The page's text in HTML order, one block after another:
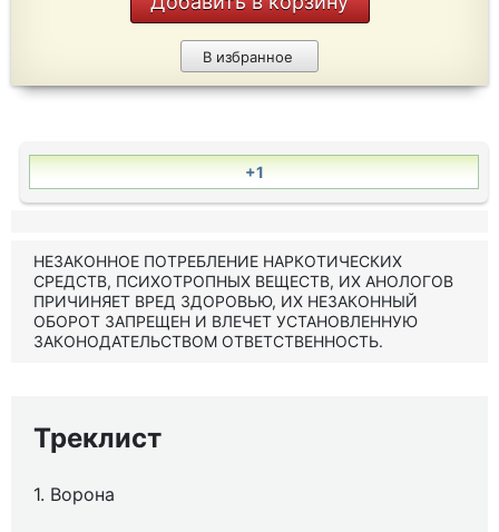
В избранное
+1
НЕЗАКОННОЕ ПОТРЕБЛЕНИЕ НАРКОТИЧЕСКИХ
СРЕДСТВ, ПСИХОТРОПНЫХ ВЕЩЕСТВ, ИХ АНОЛОГОВ
ПРИЧИНЯЕТ ВРЕД ЗДОРОВЬЮ, ИХ НЕЗАКОННЫЙ
ОБОРОТ ЗАПРЕЩЕН И ВЛЕЧЕТ УСТАНОВЛЕННУЮ
ЗАКОНОДАТЕЛЬСТВОМ ОТВЕТСТВЕННОСТЬ.
Треклист
1. Ворона